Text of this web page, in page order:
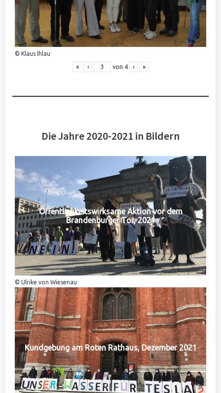
© Klaus Ihlau
« ‹ von 4 › »
Die Jahre 2020-2021 in Bildern
Öffentlichkeitswirksame Aktion vor dem
Brandenburger Tor, 2021
© Ulrike von Wiesenau
Kundgebung am Roten Rathaus, Dezember 2021